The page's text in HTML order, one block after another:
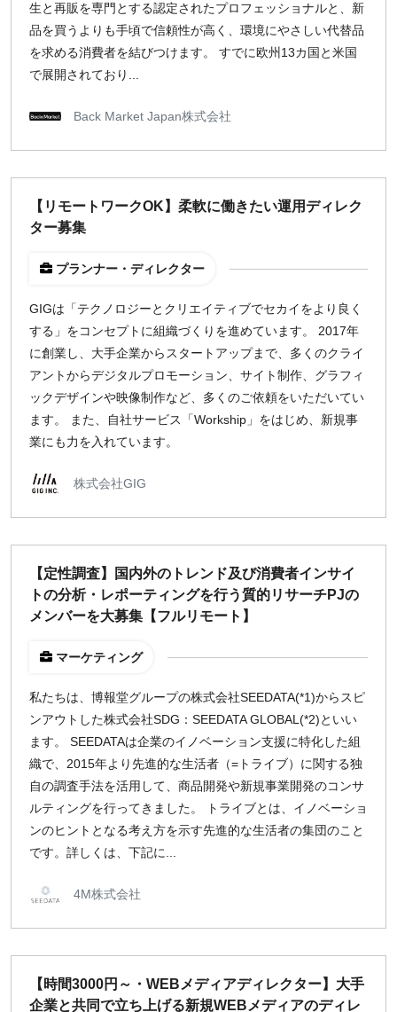
生と再販を専門とする認定されたプロフェッショナルと、新
品を買うよりも手頃で信頼性が高く、環境にやさしい代替品
を求める消費者を結びつけます。 すでに欧州13カ国と米国
で展開されており...
Back Market Japan株式会社
【リモートワークOK】柔軟に働きたい運用ディレク
ター募集
プランナー・ディレクター
GIGは「テクノロジーとクリエイティブでセカイをより良く
する」をコンセプトに組織づくりを進めています。 2017年
に創業し、大手企業からスタートアップまで、多くのクライ
アントからデジタルプロモーション、サイト制作、グラフィ
ックデザインや映像制作など、多くのご依頼をいただいてい
ます。 また、自社サービス「Workship」をはじめ、新規事
業にも力を入れています。
株式会社GIG
【定性調査】国内外のトレンド及び消費者インサイ
トの分析・レポーティングを行う質的リサーチPJの
メンバーを大募集【フルリモート】
マーケティング
私たちは、博報堂グループの株式会社SEEDATA(*1)からスピ
ンアウトした株式会社SDG：SEEDATA GLOBAL(*2)といい
ます。 SEEDATAは企業のイノベーション支援に特化した組
織で、2015年より先進的な生活者（=トライブ）に関する独
自の調査手法を活用して、商品開発や新規事業開発のコンサ
ルティングを行ってきました。 トライブとは、イノベーショ
ンのヒントとなる考え方を示す先進的な生活者の集団のこと
です。詳しくは、下記に...
4M株式会社
【時間3000円～・WEBメディアディレクター】大手
企業と共同で立ち上げる新規WEBメディアのディレ